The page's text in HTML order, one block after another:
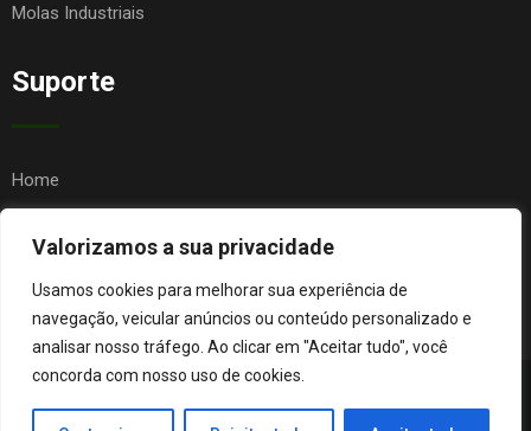
Valorizamos a sua privacidade
Usamos cookies para melhorar sua experiência de
navegação, veicular anúncios ou conteúdo personalizado e
analisar nosso tráfego. Ao clicar em "Aceitar tudo", você
concorda com nosso uso de cookies.
Molas Industriais
Suporte
Home
© Copyright Agro Metal Mecânica. Desenvolvido porPágina